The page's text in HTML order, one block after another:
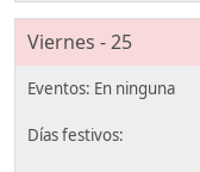
Viernes - 25